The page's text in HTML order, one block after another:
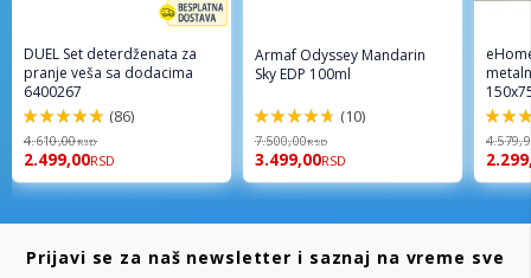
DUEL Set deterdženata za
pranje veša sa dodacima
6400267
98%
(86)
4.610,00RSD
2.499,00RSD
Armaf Odyssey Mandarin
Sky EDP 100ml
94%
(10)
7.500,00RSD
3.499,00RSD
96%
Prijavi se za naš newsletter i saznaj na vreme sve